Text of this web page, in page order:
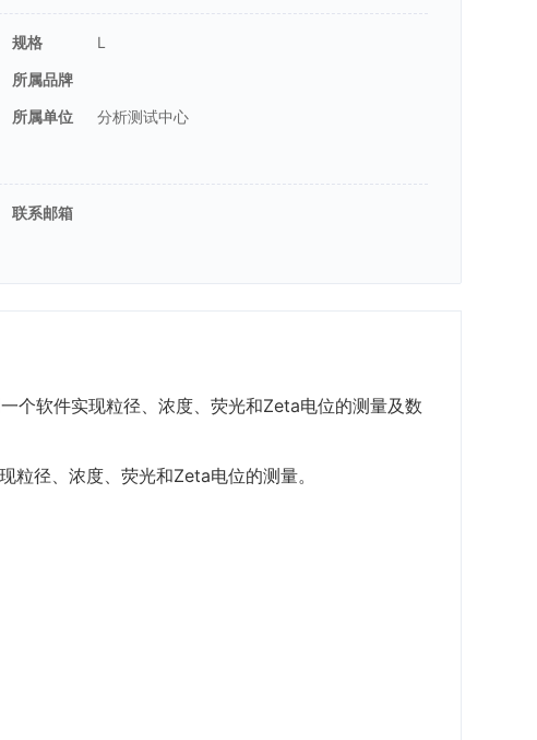
规格
L
所属品牌
所属单位
分析测试中心
联系邮箱
个软件实现粒径、浓度、荧光和Zeta电位的测量及数
粒径、浓度、荧光和Zeta电位的测量。